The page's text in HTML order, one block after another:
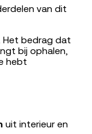
van dit
Het bedrag dat
bij ophalen,
hebt
uit interieur en